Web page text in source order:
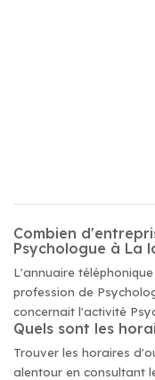
Combien
Psychologue à La
L'annuaire
profession de
concernait l'activité
Quels sont les
Trouver les horaires
alentour en consultant